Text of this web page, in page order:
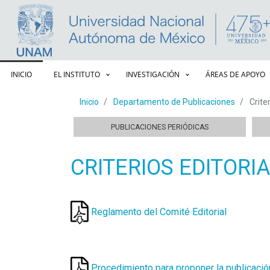
Navegación principal
INICIO EL INSTITUTO INVESTIGACIÓN ÁREAS DE APOYO
Inicio Departamento de Publicaciones
publicaciones
PUBLICACIONES PERIÓDICAS
CRITERIOS
Reglamento del Comité Editorial
Procedimiento para proponer la